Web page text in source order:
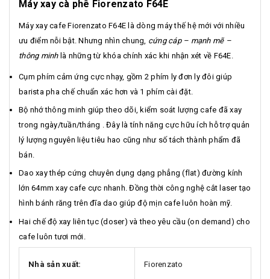
Máy xay cà phê Fiorenzato F64E
Máy xay cafe Fiorenzato F64E là dòng máy thế hệ mới với nhiều
ưu điểm nỗi bật. Nhưng nhìn chung, cứng cáp – mạnh mẽ –
thông minhlà những từ khóa chính xác khi nhận xét về F64E.
Cụm phím cảm ứng cực nhạy, gồm 2 phím ly đơn ly đôi giúp
barista pha chế chuẩn xác hơn và 1 phím cài đặt.
Bộ nhớ thông minh giúp theo dõi, kiểm soát lượng cafe đã xay
trong ngày/tuần/tháng . Đây là tính năng cực hữu ích hỗ trợ quản
lý lượng nguyên liệu tiêu hao cũng như số tách thành phẩm đã
bán.
Dao xay thép cứng chuyên dụng dạng phẳng (flat) đường kính
lớn 64mm xay cafe cực nhanh. Đồng thời công nghệ cắt laser tạo
hình bánh răng trên đĩa dao giúp độ mịn cafe luôn hoàn mỹ.
Hai chế độ xay liên tục (doser) và theo yêu cầu (on demand) cho
cafe luôn tươi mới.
Nhà sản xuất: Fiorenzato